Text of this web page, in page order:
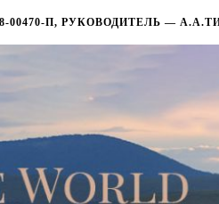
П, РУКОВОДИТЕЛЬ —